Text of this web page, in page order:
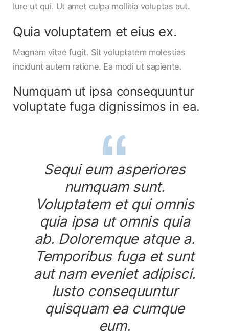
Iure ut qui. Ut amet culpa mollitia voluptas aut.
Quia voluptatem et eius ex.
Magnam vitae fugit. Sit voluptatem molestias
incidunt autem ratione. Ea modi ut sapiente.
Numquam ut ipsa consequuntur
voluptate fuga dignissimos in ea.
Sequi eum asperiores
numquam sunt.
Voluptatem et qui omnis
quia ipsa ut omnis quia
ab. Doloremque atque a.
Temporibus fuga et sunt
aut nam eveniet adipisci.
Iusto consequuntur
quisquam ea cumque
eum.